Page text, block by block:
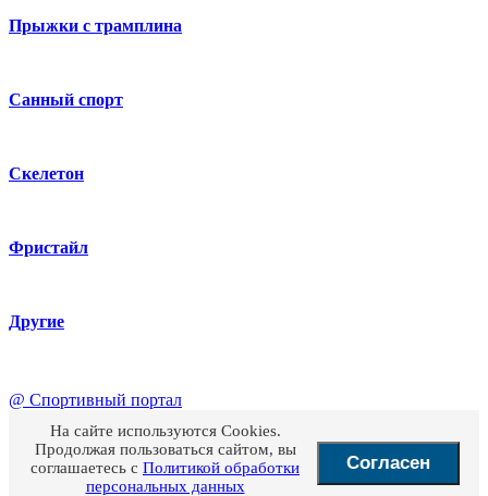
Прыжки с трамплина
Санный спорт
Скелетон
Фристайл
Другие
@ Спортивный портал
На сайте используются Cookies.
Продолжая пользоваться сайтом, вы
соглашаетесь с Политикой обработки
персональных данных
Согласен